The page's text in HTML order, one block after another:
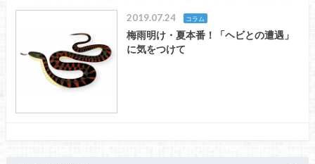
2019.07.24 コラム
梅雨明け・夏本番！「ヘビとの遭遇」
に気をつけて